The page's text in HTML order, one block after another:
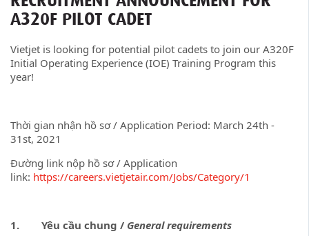
A320F PILOT CADET
Vietjet is looking for potential pilot cadets to join our A320F
Initial Operating Experience (IOE) Training Program this
year!
Thời gian nhận hồ sơ / Application Period: March 24th -
31st, 2021
Đường link nộp hồ sơ / Application
link: https://careers.vietjetair.com/Jobs/Category/1
1. Yêu cầu chung / General requirements